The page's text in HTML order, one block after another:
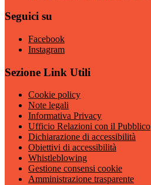
Seguici su
Facebook
Instagram
Sezione Link Utili
Cookie policy
Note legali
Informativa Privacy
Ufficio Relazioni con il Pubblico
Dichiarazione di accessibilità
Obiettivi di accessibilità
Whistleblowing
Gestione consensi cookie
Amministrazione trasparente